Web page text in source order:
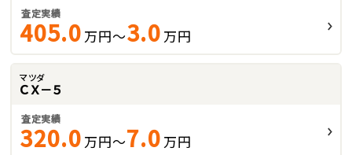
査定実績
405.0 万円～3.0 万円
マツダ
ＣＸ－５
査定実績
320.0 万円～7.0 万円